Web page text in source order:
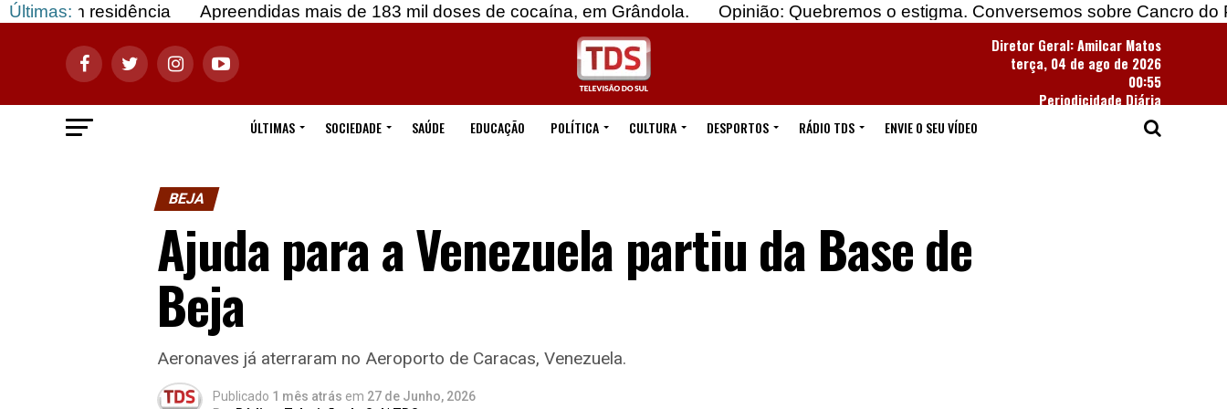
Últimas: Apreendidas mais de 183 mil doses de cocaína, em Grândola. Opinião: Quebremos o estigma. Conversemos sobre Cancro do Pulmão
Diretor Geral: Amilcar Matos
terça, 04 de ago de 2026
00:55
Periodicidade Diária
ÚLTIMAS
SOCIEDADE SAÚDE EDUCAÇÃO POLÍTICA CULTURA DESPORTOS RÁDIO TDS ENVIE O SEU VÍDEO
BEJA
Ajuda para a Venezuela partiu da Base de
Beja
Aeronaves já aterraram no Aeroporto de Caracas, Venezuela.
Publicado 1 mês atrás em 27 de Junho, 2026